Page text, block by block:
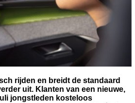
rijden en breidt de standaard
uit. Klanten van een nieuwe,
jongstleden kosteloos